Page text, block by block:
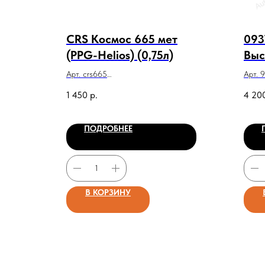
CRS Космос 665 мет
(PPG-Helios) (0,75л)
Арт. crs665
(0,75л)
1 450 р.
ПОДРОБНЕЕ
В КОРЗИНУ
Арт.
4